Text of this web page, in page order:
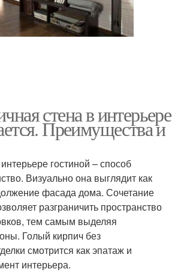
стена в интерьере
Преимущества и
гостиной – способ
Визуально она выглядит как
фасада дома. Сочетание
разграничить пространство
тем самым выделяя
Голый кирпич без
смотрится как эпатаж и
интерьера.